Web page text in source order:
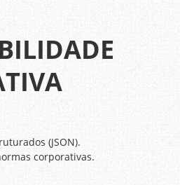
(JSON).
corporativas.